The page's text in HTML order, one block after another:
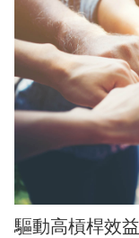
驅動高槓桿效